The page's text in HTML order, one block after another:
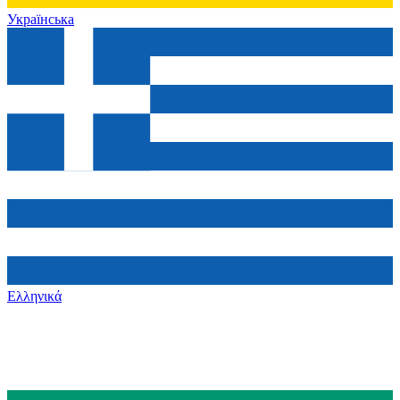
Українська
Ελληνικά